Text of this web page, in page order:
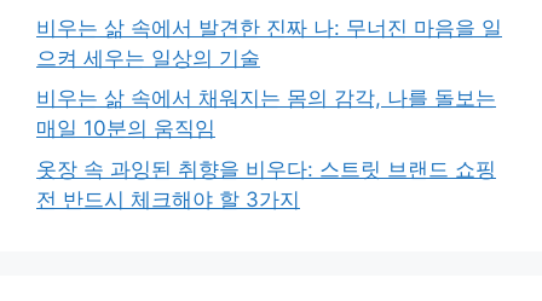
비우는 삶 속에서 발견한 진짜 나: 무너진 마음을 일
으켜 세우는 일상의 기술
비우는 삶 속에서 채워지는 몸의 감각, 나를 돌보는
매일 10분의 움직임
옷장 속 과잉된 취향을 비우다: 스트릿 브랜드 쇼핑
전 반드시 체크해야 할 3가지